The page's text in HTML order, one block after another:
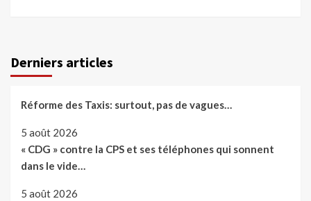
Derniers articles
Réforme des Taxis: surtout, pas de vagues…
5 août 2026
« CDG » contre la CPS et ses téléphones qui sonnent
dans le vide…
5 août 2026